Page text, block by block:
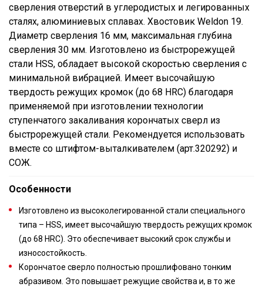
сверления отверстий в углеродистых и легированных
сталях, алюминиевых сплавах. Хвостовик Weldon 19.
Диаметр сверления 16 мм, максимальная глубина
сверления 30 мм. Изготовлено из быстрорежущей
стали HSS, обладает высокой скоростью сверления с
минимальной вибрацией. Имеет высочайшую
твердость режущих кромок (до 68 HRC) благодаря
применяемой при изготовлении технологии
ступенчатого закаливания корончатых сверл из
быстрорежущей стали. Рекомендуется использовать
вместе со штифтом-выталкивателем (арт.320292) и
СОЖ.
Особенности
Изготовлено из высоколегированной стали специального
типа – HSS, имеет высочайшую твердость режущих кромок
(до 68 HRC). Это обеспечивает высокий срок службы и
износостойкость.
Корончатое сверло полностью прошлифовано тонким
абразивом. Это повышает режущие свойства и, в то же